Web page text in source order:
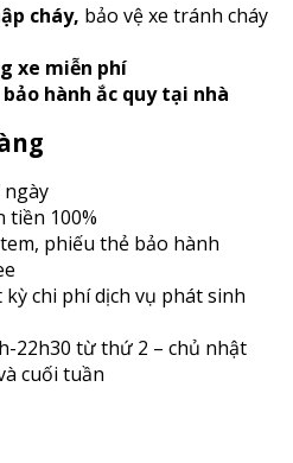
cháy, bảo vệ xe tránh cháy
xe miễn phí
hành ắc quy tại nhà
tiền 100%
phiếu thẻ bảo hành
chi phí dịch vụ phát sinh
22h30 từ thứ 2 – chủ nhật
cuối tuần